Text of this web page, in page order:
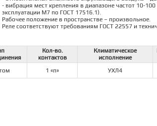
- вибрация мест крепления в диапазоне частот 10-
эксплуатации М7 по ГОСТ 17516.1).
Рабочее положение в пространстве – произвольное.
Реле соответствуют требованиям ГОСТ 22557 и
Кол-во.
контактов
Климатическое
исполнение
1 «п» УХЛ4